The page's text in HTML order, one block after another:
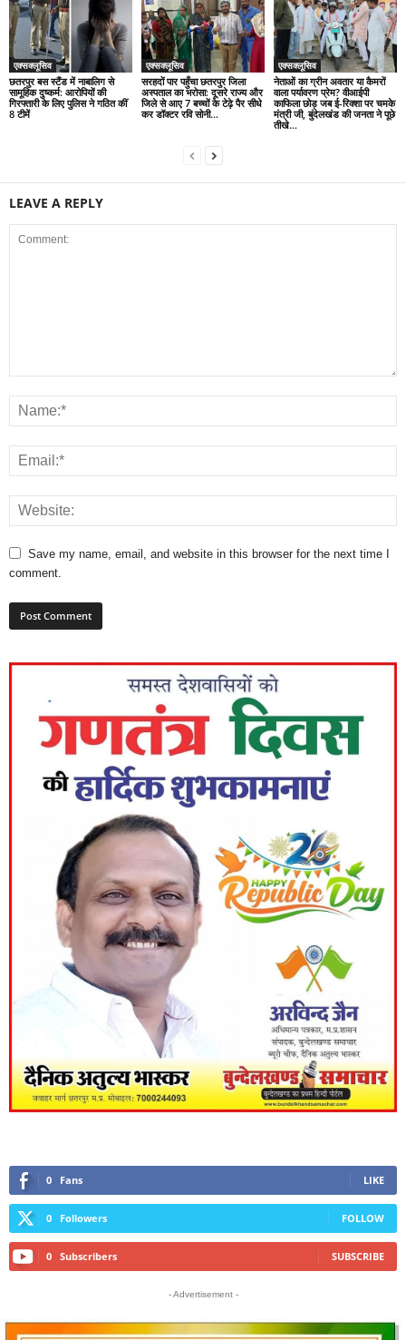
एक्सक्लूसिव
छतरपुर बस स्टैंड में नाबालिग से
सामूहिक दुष्कर्म: आरोपियों की
गिरफ्तारी के लिए पुलिस ने गठित कीं
8 टीमें
एक्सक्लूसिव
सरहदों पार पहुँचा छतरपुर जिला
अस्पताल का भरोसा: दूसरे राज्य और
जिले से आए 7 बच्चों के टेढ़े पैर सीधे
कर डॉक्टर रवि सोनी...
एक्सक्लूसिव
नेताओं का ग्रीन अवतार या कैमरों
वाला पर्यावरण प्रेम? वीआईपी
काफिला छोड़ जब ई-रिक्शा पर चमके
मंत्री जी, बुंदेलखंड की जनता ने पूछे
तीखे...
LEAVE A REPLY
Save my name, email, and website in this browser for the next time I
comment.
0 Fans LIKE
0 Followers FOLLOW
0 Subscribers SUBSCRIBE
- Advertisement -